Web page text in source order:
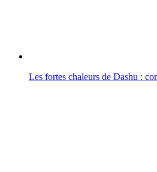
Les fortes chaleurs de Dashu :